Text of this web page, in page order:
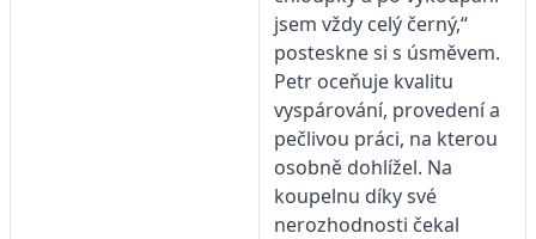
jsem vždy celý černý,“
posteskne si s úsměvem.
Petr oceňuje kvalitu
vyspárování, provedení a
pečlivou práci, na kterou
osobně dohlížel. Na
koupelnu díky své
nerozhodnosti čekal